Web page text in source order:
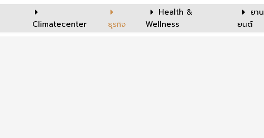
Climatecenter ธุรกิจ
Health &
Wellness
ยาน
ยนต์